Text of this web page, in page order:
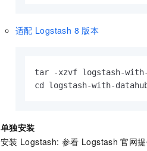
适配 Logstash 8 版本
tar -xzvf logstash-
cd logstash-with-
单独安装
安装 Logstash: 参看 Logstash 官网